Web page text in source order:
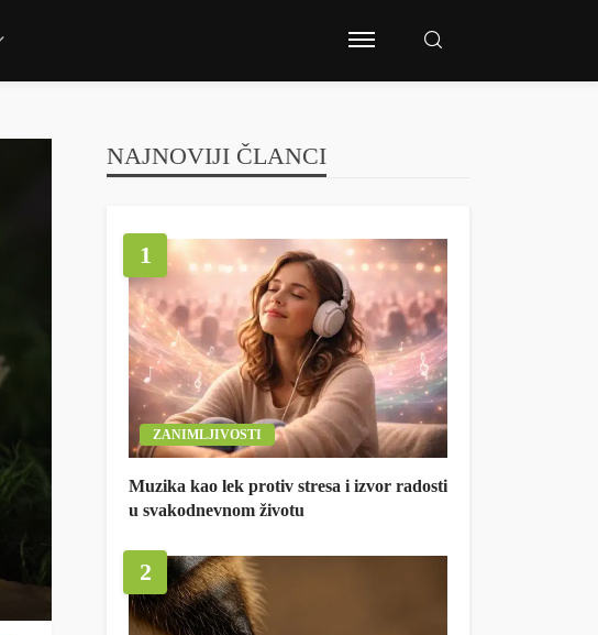
NAJNOVIJI ČLANCI
1
ZANIMLJIVOSTI
Muzika kao lek protiv stresa i izvor radosti
u svakodnevnom životu
2